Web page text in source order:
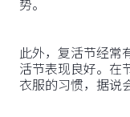
势。
此外，复活节经常
活节表现良好。在
衣服的习惯，据说